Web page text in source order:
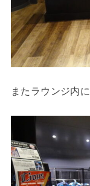
またラウンジ内